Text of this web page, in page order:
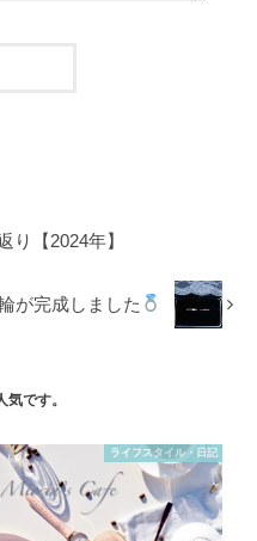
り【2024年】
が完成しました
気です。
ライフスタイル・日記